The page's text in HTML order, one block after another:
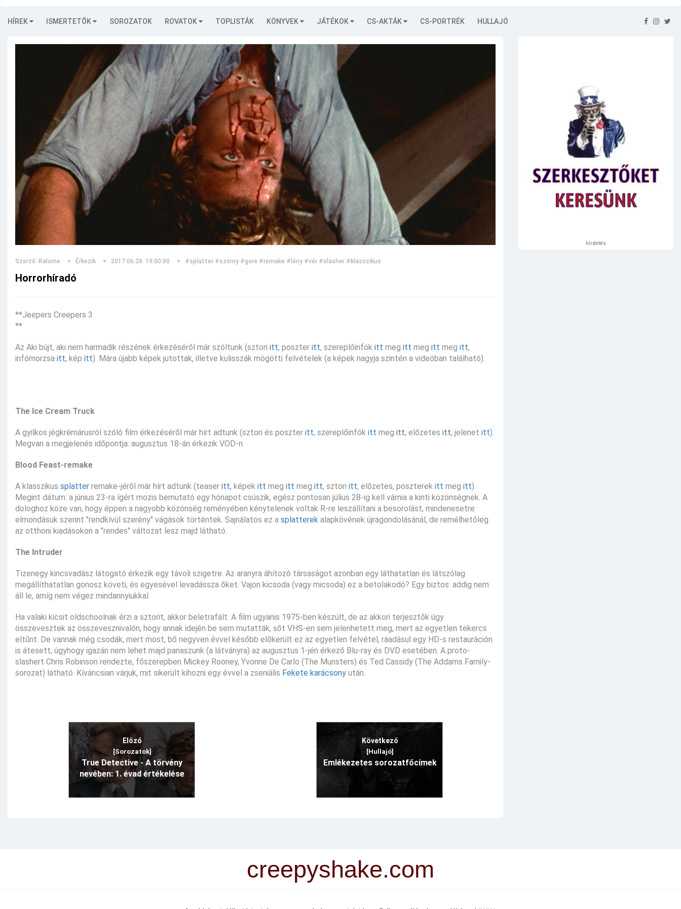
HÍREK ISMERTETŐK SOROZATOK ROVATOK TOPLISTÁK KÖNYVEK JÁTÉKOK CS-AKTÁK CS-PORTRÉK HULLAJÓ
Szerző: Ralome Érkezik 2017.06.28. 19:00:00 #splatter #szörny #gore #remake #lény #vér #slasher #klasszikus
Horrorhíradó
**Jeepers Creepers 3
**
Az Aki bújt, aki nem harmadik részének érkezéséről már szóltunk (sztori itt, poszter itt, szereplőinfók itt meg itt meg itt meg itt,
infómorzsa itt, kép itt). Mára újabb képek jutottak, illetve kulisszák mögötti felvételek (a képek nagyja szintén a videóban található).
The Ice Cream Truck
A gyilkos jégkrémárusról szóló film érkezéséről már hírt adtunk (sztori és poszter itt, szereplőinfók itt meg itt, előzetes itt, jelenet itt).
Megvan a megjelenés időpontja: augusztus 18-án érkezik VOD-n.
Blood Feast-remake
A klasszikus splatter remake-jéről már hírt adtunk (teaser itt, képek itt meg itt meg itt, sztori itt, előzetes, poszterek itt meg itt).
Megint dátum: a június 23-ra ígért mozis bemutató egy hónapot csúszik, egész pontosan július 28-ig kell várnia a kinti közönségnek. A
dologhoz köze van, hogy éppen a nagyobb közönség reményében kénytelenek voltak R-re leszállítani a besorolást, mindenesetre
elmondásuk szerint "rendkívül szerény" vágások történtek. Sajnálatos ez a splatterek alapkövének újragondolásánál, de remélhetőleg
az otthoni kiadásokon a "rendes" változat lesz majd látható.
The Intruder
Tizenegy kincsvadász látogató érkezik egy távoli szigetre. Az aranyra áhítozó társaságot azonban egy láthatatlan és látszólag
megállíthatatlan gonosz követi, és egyesével levadássza őket. Vajon kicsoda (vagy micsoda) ez a betolakodó? Egy biztos: addig nem
áll le, amíg nem végez mindannyiukkal.
Ha valaki kicsit oldschoolnak érzi a sztorit, akkor beletrafált. A film ugyanis 1975-ben készült, de az akkori terjesztők úgy
összevesztek az összevesznivalón, hogy annak idején be sem mutatták, sőt VHS-en sem jelenhetett meg, mert az egyetlen tekercs
eltűnt. De vannak még csodák, mert most, bő negyven évvel később előkerült ez az egyetlen felvétel, ráadásul egy HD-s restauráción
is átesett, úgyhogy igazán nem lehet majd panaszunk (a látványra) az augusztus 1-jén érkező Blu-ray és DVD esetében. A proto-
slashert Chris Robinson rendezte, főszerepben Mickey Rooney, Yvonne De Carlo (The Munsters) és Ted Cassidy (The Addams Family-
sorozat) látható. Kíváncsian várjuk, mit sikerült kihozni egy évvel a zseniális Fekete karácsony után.
Előző
[Sorozatok]
True Detective - A törvény
nevében: 1. évad értékelése
Következő
[Hullajó]
Emlékezetes sorozatfőcímek
hirdetés
creepyshake.com